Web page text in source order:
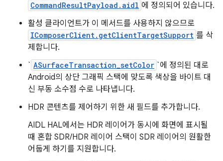
CommandResultPayload.aidl 에 정의되어 있습니다.
활성 클라이언트가 이 메서드를 사용하지 않으므로
IComposerClient.getClientTargetSupport 를 삭
제합니다.
` ASurfaceTransaction_setColor `에 정의된 대로
Android의 상단 그래픽 스택에 맞도록 색상을 바이트 대
신 부동 소수점 수로 나타냅니다.
HDR 콘텐츠를 제어하기 위한 새 필드를 추가합니다.
AIDL HAL에서는 HDR 레이어가 동시에 화면에 표시될
때 혼합 SDR/HDR 레이어 스택이 SDR 레이어의 원활한
어둡게 하기를 지원합니다.